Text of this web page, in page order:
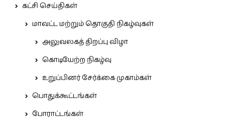
கட்சி செய்திகள்
மாவட்ட மற்றும் தொகுதி நிகழ்வுகள்
அலுவலகத் திறப்பு விழா
கொடியேற்ற நிகழ்வு
உறுப்பினர் சேர்க்கை முகாம்கள்
பொதுக்கூட்டங்கள்
போராட்டங்கள்